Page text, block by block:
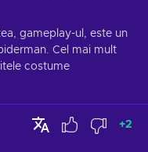
gameplay-ul, este un
Cel mai mult
costume
+2